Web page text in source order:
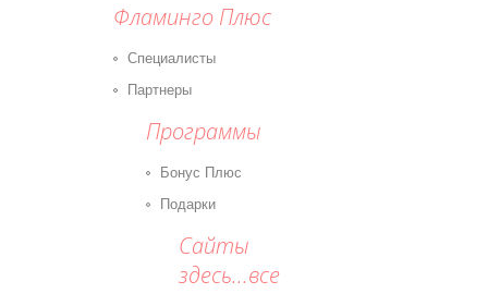
Фламинго Плюс
Специалисты
Партнеры
Программы
Бонус Плюс
Подарки
Сайты
здесь...все